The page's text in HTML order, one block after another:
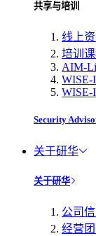
共享与培训
线上
培训
AIM-
WISE-
WISE-
Security
关于研华
关于研华
公司
经营